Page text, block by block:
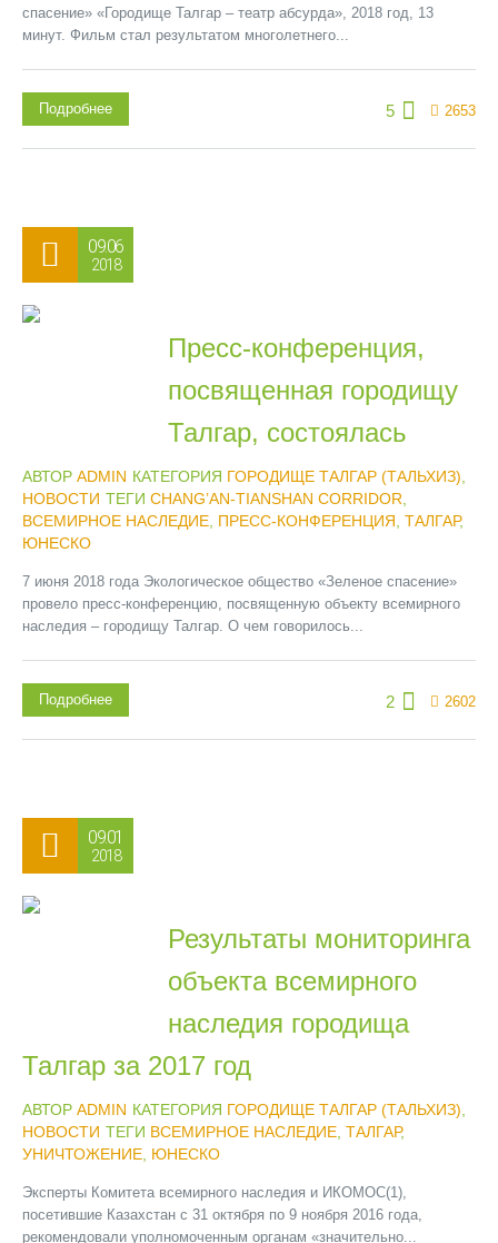
спасение» «Городище Талгар – театр абсурда», 2018 год, 13
минут. Фильм стал результатом многолетнего...
5 2653
Подробнее
09.06
2018
Пресс-конференция,
посвященная городищу
Талгар, состоялась
АВТОР ADMIN КАТЕГОРИЯ ГОРОДИЩЕ ТАЛГАР (ТАЛЬХИЗ)
НОВОСТИ ТЕГИ CHANG’AN-TIANSHAN CORRIDOR
ВСЕМИРНОЕ НАСЛЕДИЕ ПРЕСС-КОНФЕРЕНЦИЯ ТАЛГАР,
ЮНЕСКО
7 июня 2018 года Экологическое общество «Зеленое спасение»
провело пресс-конференцию, посвященную объекту всемирного
наследия – городищу Талгар. О чем говорилось...
2 2602
Подробнее
09.01
2018
Результаты мониторинга
объекта всемирного
наследия городища
Талгар за 2017 год
АВТОР ADMIN КАТЕГОРИЯ ГОРОДИЩЕ ТАЛГАР (ТАЛЬХИЗ)
НОВОСТИ ТЕГИ ВСЕМИРНОЕ НАСЛЕДИЕ ТАЛГАР,
УНИЧТОЖЕНИЕ ЮНЕСКО
Эксперты Комитета всемирного наследия и ИКОМОС(1),
посетившие Казахстан с 31 октября по 9 ноября 2016 года,
рекомендовали уполномоченным органам «значительно...